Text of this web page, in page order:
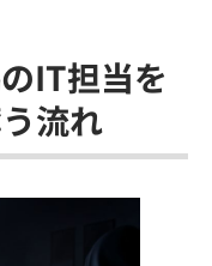
IT担当を
流れ